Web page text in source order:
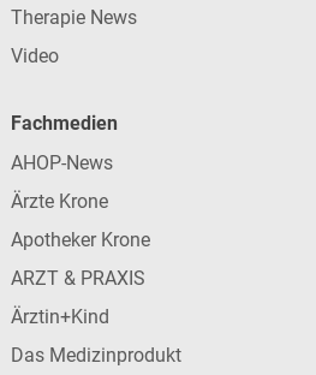
Therapie News
Video
Fachmedien
AHOP-News
Ärzte Krone
Apotheker Krone
ARZT & PRAXIS
Ärztin+Kind
Das Medizinprodukt